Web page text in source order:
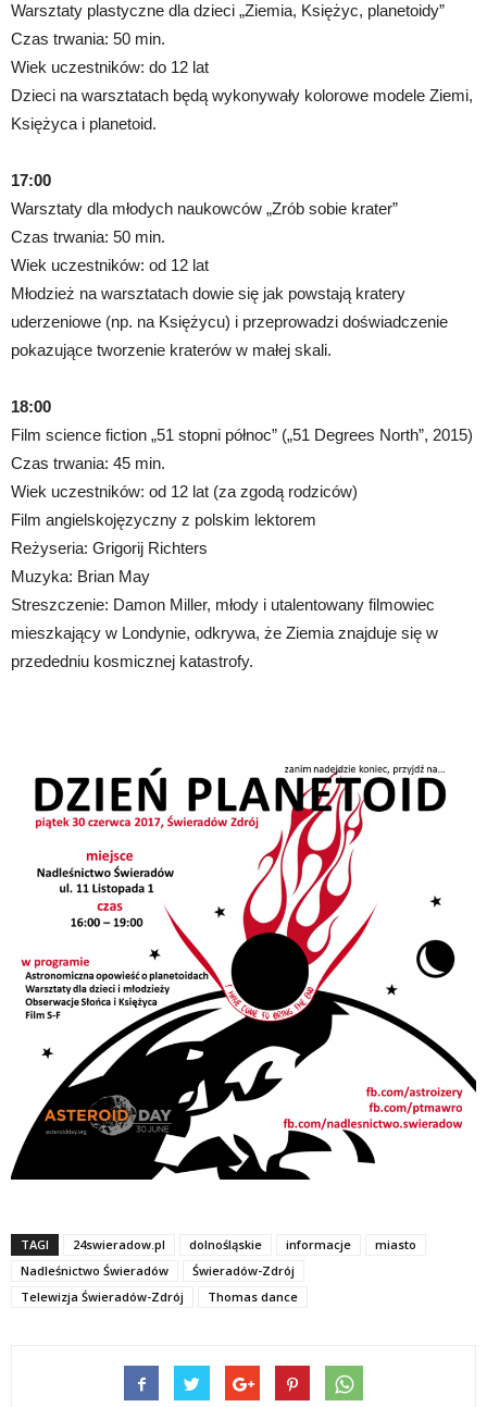
Warsztaty plastyczne dla dzieci „Ziemia, Księżyc, planetoidy”
Czas trwania: 50 min.
Wiek uczestników: do 12 lat
Dzieci na warsztatach będą wykonywały kolorowe modele Ziemi,
Księżyca i planetoid.
17:00
Warsztaty dla młodych naukowców „Zrób sobie krater”
Czas trwania: 50 min.
Wiek uczestników: od 12 lat
Młodzież na warsztatach dowie się jak powstają kratery
uderzeniowe (np. na Księżycu) i przeprowadzi doświadczenie
pokazujące tworzenie kraterów w małej skali.
18:00
Film science fiction „51 stopni północ” („51 Degrees North”, 2015)
Czas trwania: 45 min.
Wiek uczestników: od 12 lat (za zgodą rodziców)
Film angielskojęzyczny z polskim lektorem
Reżyseria: Grigorij Richters
Muzyka: Brian May
Streszczenie: Damon Miller, młody i utalentowany filmowiec
mieszkający w Londynie, odkrywa, że Ziemia znajduje się w
przededniu kosmicznej katastrofy.
TAGI 24swieradow.pl dolnośląskie informacje
miasto
Nadleśnictwo Świeradów
Świeradów-Zdrój
Telewizja Świeradów-Zdrój
Thomas dance